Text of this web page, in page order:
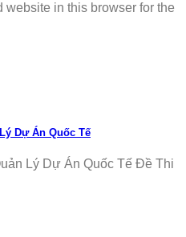
website in this browser for the
Dự Án Quốc Tế
Lý Dự Án Quốc Tế Đề Thi